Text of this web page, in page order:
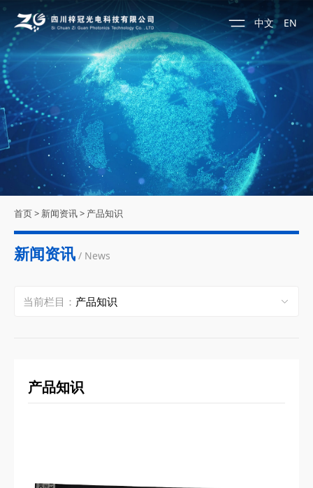
中文 EN
首页> 新闻资讯> 产品知识
新闻资讯 / News
当前栏目：
产品知识